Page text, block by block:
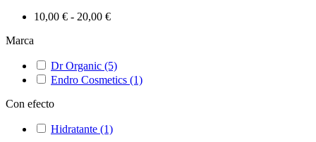
10,00 € - 20,00 €
Marca
Dr Organic (5)
Endro Cosmetics (1)
Con efecto
Hidratante (1)